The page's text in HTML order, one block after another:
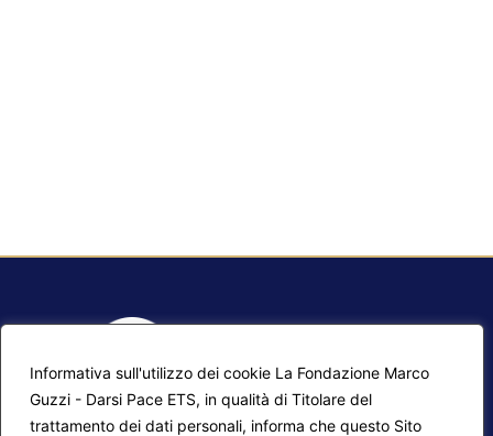
Informativa sull'utilizzo dei cookie La Fondazione Marco
Guzzi - Darsi Pace ETS, in qualità di Titolare del
trattamento dei dati personali, informa che questo Sito